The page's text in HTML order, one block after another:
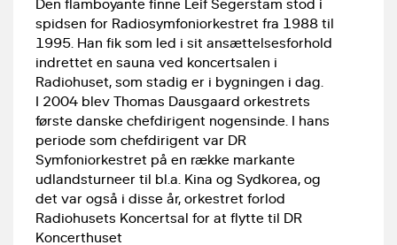
Den flamboyante finne Leif Segerstam stod i
spidsen for Radiosymfoniorkestret fra 1988 til
1995. Han fik som led i sit ansættelsesforhold
indrettet en sauna ved koncertsalen i
Radiohuset, som stadig er i bygningen i dag.
I 2004 blev Thomas Dausgaard orkestrets
første danske chefdirigent nogensinde. I hans
periode som chefdirigent var DR
Symfoniorkestret på en række markante
udlandsturneer til bl.a. Kina og Sydkorea, og
det var også i disse år, orkestret forlod
Radiohusets Koncertsal for at flytte til DR
Koncerthuset